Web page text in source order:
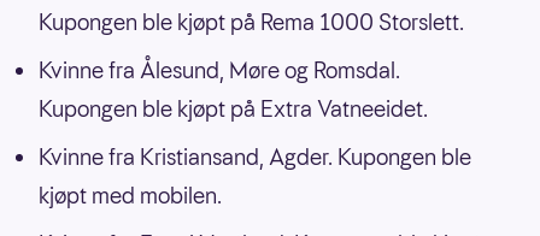
Kupongen ble kjøpt på Rema 1000 Storslett.
Kvinne fra Ålesund, Møre og Romsdal.
Kupongen ble kjøpt på Extra Vatneeidet.
Kvinne fra Kristiansand, Agder. Kupongen ble
kjøpt med mobilen.